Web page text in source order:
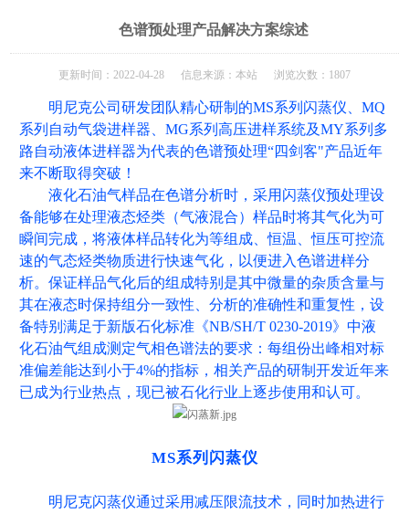
色谱预处理产品解决方案综述
更新时间：2022-04-28 信息来源：本站 浏览次数：1807
明尼克公司研发团队精心研制的MS系列闪蒸仪、MQ
系列自动气袋进样器、MG系列高压进样系统及MY系列多
路自动液体进样器为代表的色谱预处理“四剑客"产品近年
来不断取得突破！
液化石油气样品在色谱分析时，采用闪蒸仪预处理设
备能够在处理液态烃类（气液混合）样品时将其气化为可
瞬间完成，将液体样品转化为等组成、恒温、恒压可控流
速的气态烃类物质进行快速气化，以便进入色谱进样分
析。保证样品气化后的组成特别是其中微量的杂质含量与
其在液态时保持组分一致性、分析的准确性和重复性，设
备特别满足于新版石化标准《NB/SH/T 0230-2019》中液
化石油气组成测定气相色谱法的要求：每组份出峰相对标
准偏差能达到小于4%的指标，相关产品的研制开发近年来
已成为行业热点，现已被石化行业上逐步使用和认可。
MS系列闪蒸仪
明尼克闪蒸仪通过采用减压限流技术，同时加热进行